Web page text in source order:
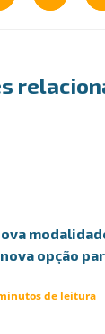
opção
de leitura